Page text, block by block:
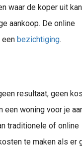
waar de koper uit
aankoop. De online
een bezichtiging.
resultaat, geen
woning voor je
traditionele of online
te maken als er